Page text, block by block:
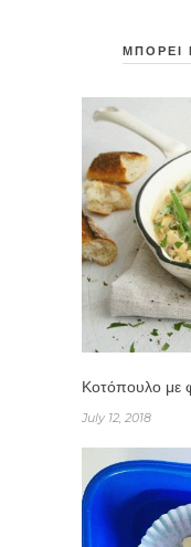
ΜΠΟΡΕΙ
Κοτόπουλο με
July 12, 2018